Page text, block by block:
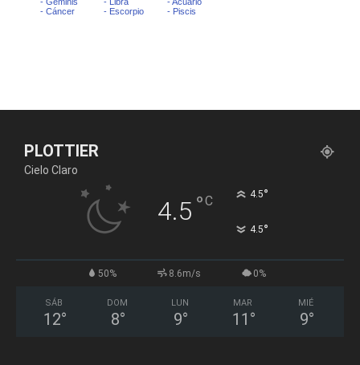
PLOTTIER
Cielo Claro
4.5 °C 4.5°
4.5°
50% 8.6m/s 0%
SÁB
12°
DOM
8°
LUN
9°
MAR
11 °
MIÉ
9°